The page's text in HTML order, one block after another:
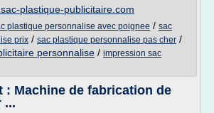
plastique-publicitaire.com
plastique personnalise avec poignee / sac
prix / sac plastique personnalise pas cher /
personnalise / impression sac
: Machine de fabrication de
...